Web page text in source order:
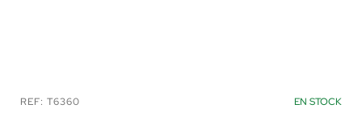
to
REF T6360 EN STOCK